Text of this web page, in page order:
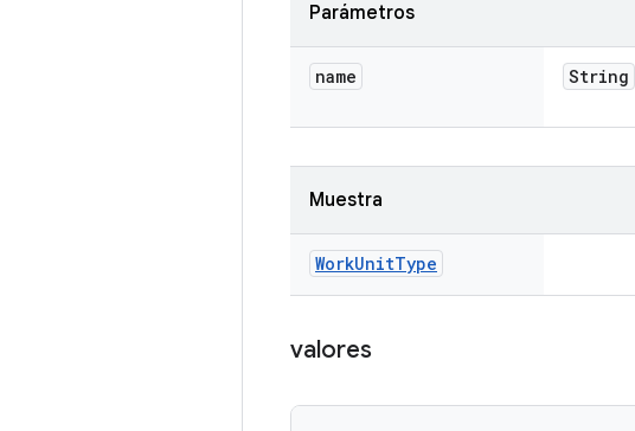
Parámetros
name String
Muestra
WorkUnitType
valores